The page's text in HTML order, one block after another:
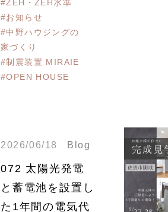
#ZEH・ZEH水準
#お知らせ
#中野ハウジングの
家づくり
#制震装置 MIRAIE
#OPEN HOUSE
2026/06/18 Blog
072 太陽光発電
と蓄電池を設置し
た1年間の電気代